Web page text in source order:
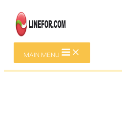
MAIN MENU